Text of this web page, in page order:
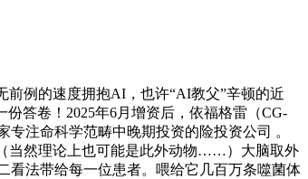
例的速度拥抱AI，也许“AI教父”辛顿的近
答卷！2025年6月增资后，依福格雷（CG-
注命科学范畴中晚期投资的险投资公司 。
当然理论上也可能是此外动物……）大脑取外
看法带给每一位患者。喂给它几百万条噬菌体